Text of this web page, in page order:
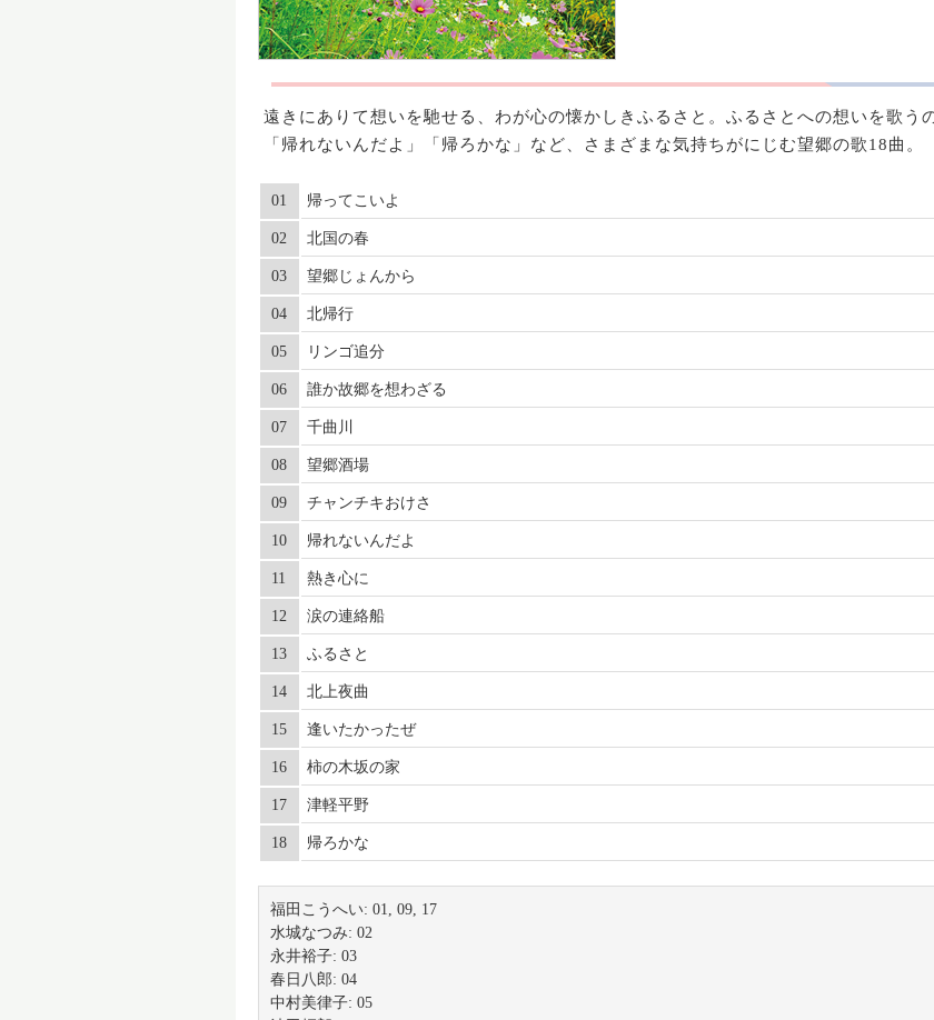
遠きにありて想いを馳せる、わが心の懐かしきふるさと。ふるさとへの想いを歌う
「帰れないんだよ」「帰ろかな」など、さまざまな気持ちがにじむ望郷の歌18曲。
01 帰ってこいよ
02 北国の春
03 望郷じょんから
04 北帰行
05 リンゴ追分
06 誰か故郷を想わざる
07 千曲川
08 望郷酒場
09 チャンチキおけさ
10 帰れないんだよ
11 熱き心に
12 涙の連絡船
13 ふるさと
14 北上夜曲
15 逢いたかったぜ
16 柿の木坂の家
17 津軽平野
18 帰ろかな
福田こうへい: 01, 09, 17
水城なつみ: 02
永井裕子: 03
春日八郎: 04
中村美律子: 05